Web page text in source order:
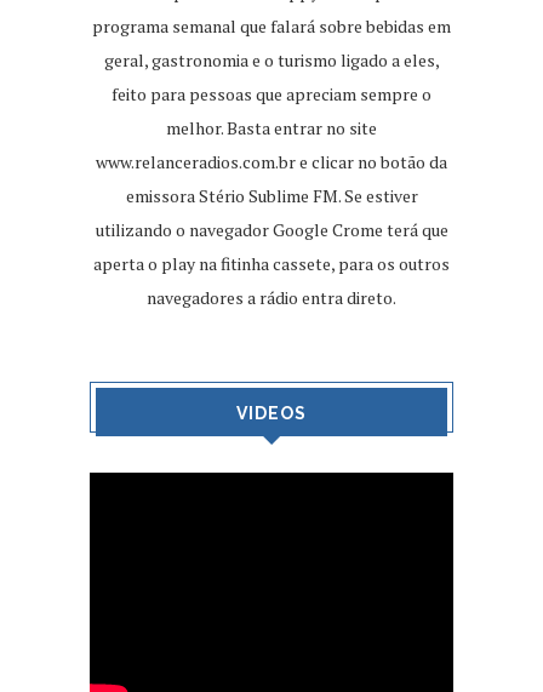
programa semanal que falará sobre bebidas em
geral, gastronomia e o turismo ligado a eles,
feito para pessoas que apreciam sempre o
melhor. Basta entrar no site
www.relanceradios.com.bre clicar no botão da
emissora Stério Sublime FM. Se estiver
utilizando o navegador Google Crome terá que
aperta o play na fitinha cassete, para os outros
navegadores a rádio entra direto.
VIDEOS